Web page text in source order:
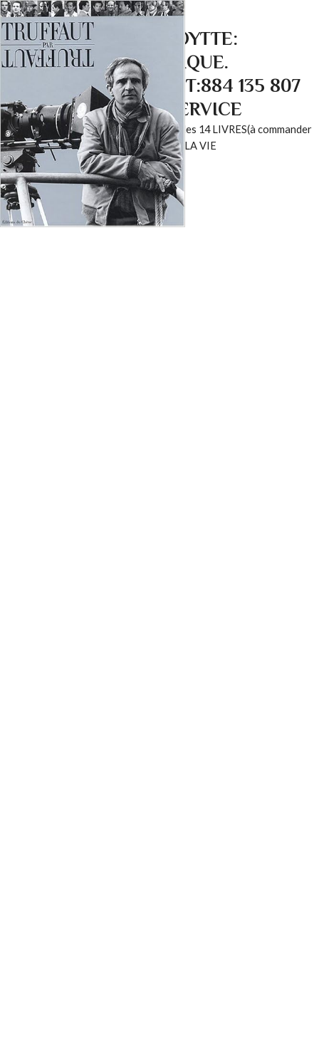
LAURA VANEL-COYTTE:
ÉCRIVAINE PUBLIQUE.
ENTREPRISE SIRET:884 135 807
00011 À VOTRE SERVICE
Ce que j'écris,ce(ux)que j'aime. Mes 14 LIVRES(à commander
en cliquant sur les bannières) et LA VIE